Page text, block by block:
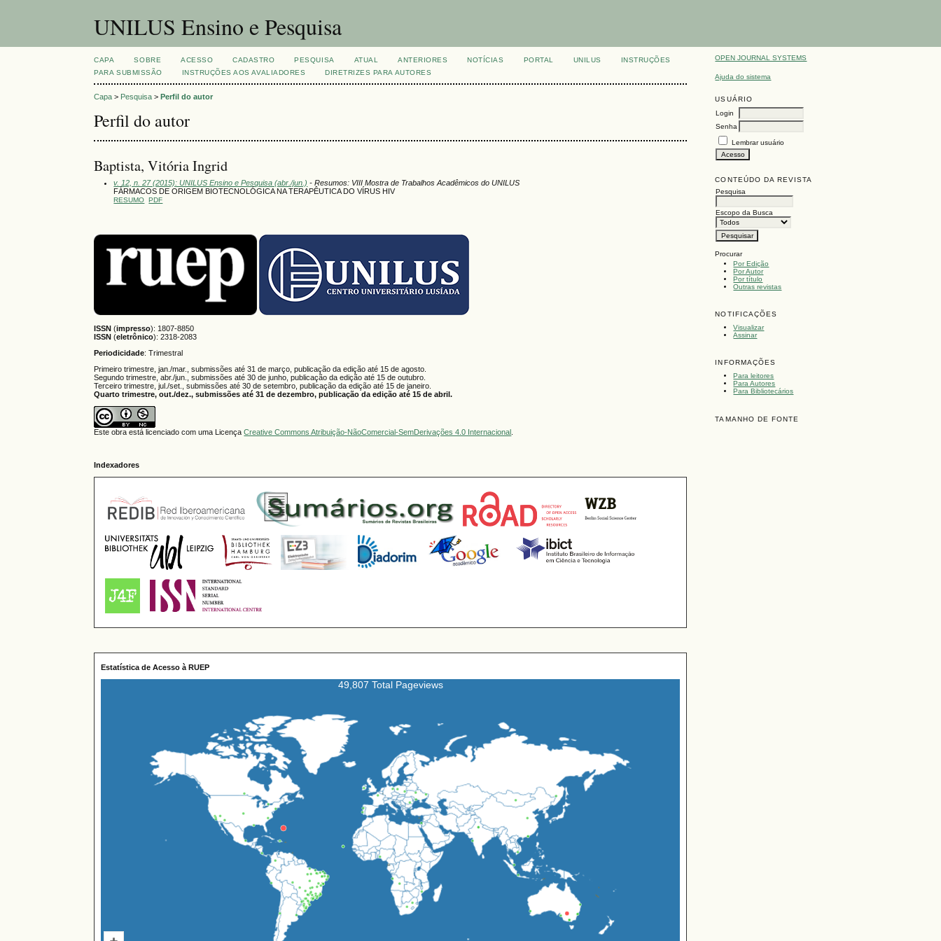
UNILUS Ensino e Pesquisa
OPEN JOURNAL SYSTEMS
Ajuda do sistema
USUÁRIO
Login
Senha
Lembrar usuário
CONTEÚDO DA REVISTA
Pesquisa
Escopo da Busca
Procurar
Por Edição
Por Autor
Por título
Outras revistas
NOTIFICAÇÕES
Visualizar
Assinar
INFORMAÇÕES
Para leitores
Para Autores
Para Bibliotecários
TAMANHO DE FONTE
CAPA SOBRE ACESSO CADASTRO PESQUISA ATUAL ANTERIORES NOTÍCIAS PORTAL UNILUS
INSTRUÇÕES
PARA SUBMISSÃO
INSTRUÇÕES AOS AVALIADORES DIRETRIZES PARA AUTORES
Capa > Pesquisa >Perfil do autor
Perfil do autor
Baptista, Vitória Ingrid
v. 12, n. 27 (2015): UNILUS Ensino e Pesquisa (abr./jun.) - Resumos: VIII Mostra de Trabalhos Acadêmicos do UNILUS
FÁRMACOS DE ORIGEM BIOTECNOLÓGICA NA TERAPÊUTICA DO VÍRUS HIV
RESUMO PDF
ISSN (impresso): 1807-8850
ISSN (eletrônico):2318-2083
Periodicidade: Trimestral
Primeiro trimestre, jan./mar., submissões até 31 de março, publicação da edição até 15 de agosto.
Segundo trimestre, abr./jun., submissões até 30 de junho, publicação da edição até 15 de outubro.
Terceiro trimestre, jul./set., submissões até 30 de setembro, publicação da edição até 15 de janeiro.
Quarto trimestre, out./dez., submissões até 31 de dezembro, publicação da edição até 15 de abril.
Este obra está licenciado com uma LicençaCreative Commons Atribuição-NãoComercial-SemDerivações 4.0 Internacional
Indexadores
Estatística de Acesso à RUEP
49,807 Total Pageviews